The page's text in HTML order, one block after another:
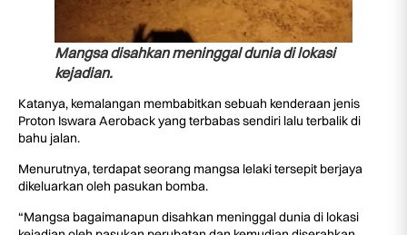
Mangsa disahkan meninggal dunia di lokasi
kejadian.
Katanya, kemalangan membabitkan sebuah kenderaan jenis
Proton Iswara Aeroback yang terbabas sendiri lalu terbalik di
bahu jalan.
Menurutnya, terdapat seorang mangsa lelaki tersepit berjaya
dikeluarkan oleh pasukan bomba.
“Mangsa bagaimanapun disahkan meninggal dunia di lokasi